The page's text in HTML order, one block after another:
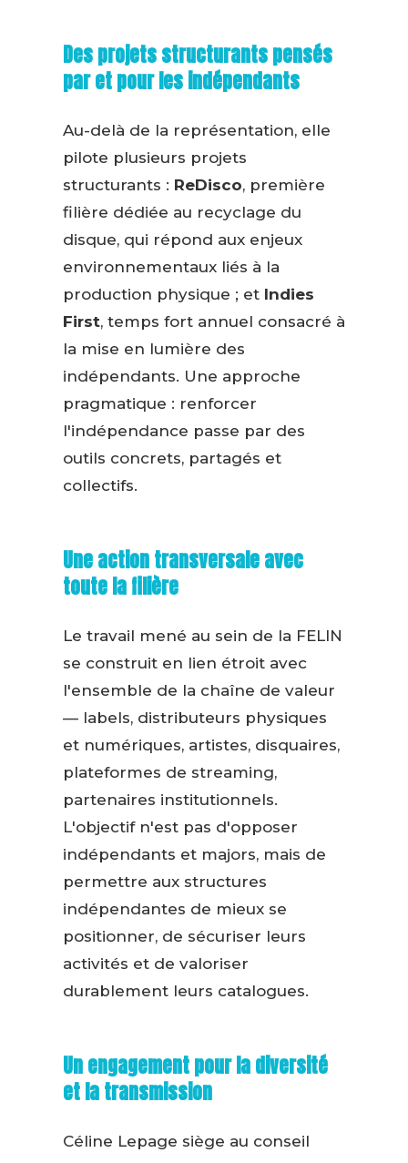
Des projets structurants pensés
par et pour les indépendants
Au-delà de la représentation, elle
pilote plusieurs projets
structurants : ReDisco, première
filière dédiée au recyclage du
disque, qui répond aux enjeux
environnementaux liés à la
production physique ; et Indies
First, temps fort annuel consacré à
la mise en lumière des
indépendants. Une approche
pragmatique : renforcer
l'indépendance passe par des
outils concrets, partagés et
collectifs.
Une action transversale avec
toute la filière
Le travail mené au sein de la FELIN
se construit en lien étroit avec
l'ensemble de la chaîne de valeur
— labels, distributeurs physiques
et numériques, artistes, disquaires,
plateformes de streaming,
partenaires institutionnels.
L'objectif n'est pas d'opposer
indépendants et majors, mais de
permettre aux structures
indépendantes de mieux se
positionner, de sécuriser leurs
activités et de valoriser
durablement leurs catalogues.
Un engagement pour la diversité
et la transmission
Céline Lepage siège au conseil